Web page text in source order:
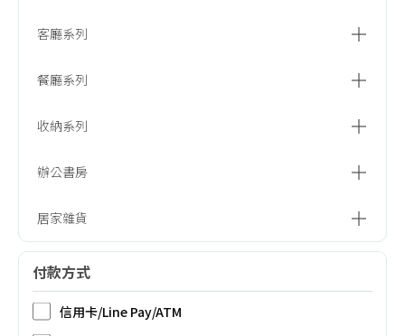
客廳系列
沙發
電視櫃、展示櫃
餐廳系列
餐桌
餐椅
收納系列
衣櫃、開放櫃
收納櫃、斗櫃
收納推車、拉車
辦公書房
書桌、辦公桌
書櫃、書架
居家雜貨
居家用品
付款方式
信用卡/Line Pay/ATM